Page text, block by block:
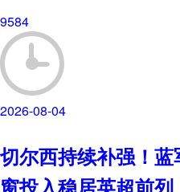
9584
2026-08-04
切尔西持续补强！
窗投入稳居英超前列